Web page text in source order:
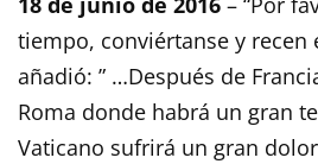
tiempo, conviértanse y recen
añadió: ” …Después de
Roma donde habrá un gran
Vaticano sufrirá un gran